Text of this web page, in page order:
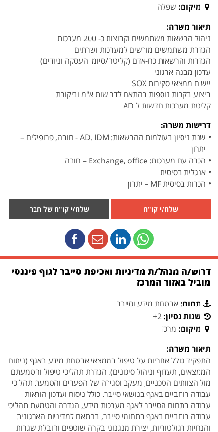
מיקום: שפלה
תיאור משרה:
ניהול הרשאות משתמשים וקבוצות כ- 200 מערכות
הגדרת משתמשים מורשים למערכות ושרתים
הגדרות והרשאות כח-אדם (קליטה/סיומי העסקה וניודים)
עדכון מבנה ארגוני
יישום ממצאי סקירות SOX
ביצוע בקרות נוספות בהתאם לדרישות א"מ וביקורת
קליטת מערכות חדשות ל AD
דרישות משרה:
שנת ניסיון בעולמות ההרשאות: AD, IDM - חובה, פרופילים –
יתרון
הכרה עם מערכות: Exchange, office – חובה
אנגלית בסיסית
הכרות בסיסית MF – יתרון
שלח/י קו"ח שלח/י קו"ח של חבר
דרוש/ה מנהל/ת מדיניות ואכיפת סייבר לגוף פיננסי
מוביל באזור המרכז
תחום: אבטחת מידע וסייבר
שנות נסיון: 2+
מיקום: מרכז
תיאור משרה:
התפקיד כולל אחריות על טיפול בממצאי אבטחת מידע באגף (ניתוח
הממצאים, תעדוף וניהול סיכונים), הגדרת תהליכי טיפול והטמעתם
מול הצוותים הטכניים, מעקב וסגירה של הפערים והטמעת תהליכי
עבודה רוחביים באגף בנושאי סייבר. כולל ניסוח ועדכון הוראות
עבודה בתחום הסייבר לאגף מערכות מידע, הגדרה והטמעת תהליכי
עבודה רוחביים באגף בתחומי סייבר, בהתאם למדיניות הארגונית
והנחיות רגולטוריות, יצירת מנגנוני בקרה שוטפים והובלת שגרות